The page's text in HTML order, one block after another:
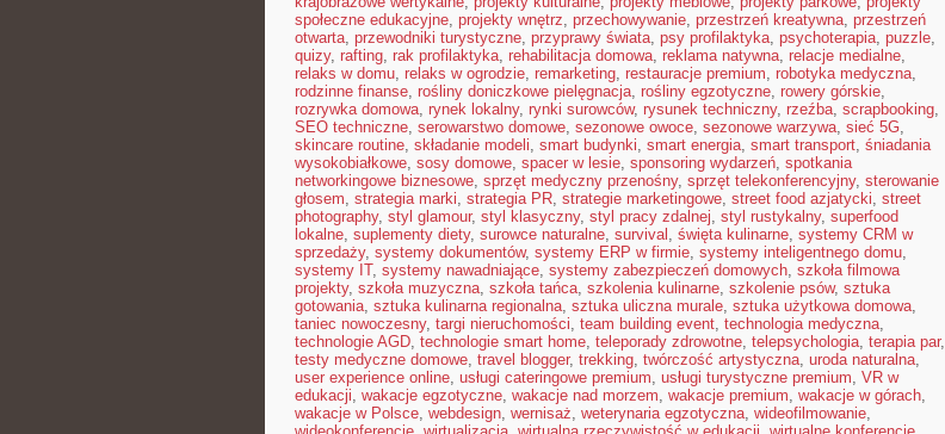
społeczne edukacyjne, projekty wnętrz, przechowywanie, przestrzeń kreatywna, przestrzeń
otwarta, przewodniki turystyczne, przyprawy świata, psy profilaktyka, psychoterapia, puzzle,
quizy, rafting, rak profilaktyka, rehabilitacja domowa, reklama natywna, relacje medialne,
relaks w domu, relaks w ogrodzie, remarketing, restauracje premium, robotyka medyczna,
rodzinne finanse, rośliny doniczkowe pielęgnacja, rośliny egzotyczne, rowery górskie,
rozrywka domowa, rynek lokalny, rynki surowców, rysunek techniczny, rzeźba, scrapbooking,
SEO techniczne, serowarstwo domowe, sezonowe owoce, sezonowe warzywa, sieć 5G,
skincare routine, składanie modeli, smart budynki, smart energia, smart transport, śniadania
wysokobiałkowe, sosy domowe, spacer w lesie, sponsoring wydarzeń, spotkania
networkingowe biznesowe, sprzęt medyczny przenośny, sprzęt telekonferencyjny, sterowanie
głosem, strategia marki, strategia PR, strategie marketingowe, street food azjatycki, street
photography, styl glamour, styl klasyczny, styl pracy zdalnej, styl rustykalny, superfood
lokalne, suplementy diety, surowce naturalne, survival , święta kulinarne, systemy CRM w
sprzedaży, systemy dokumentów, systemy ERP w firmie, systemy inteligentnego domu,
systemy IT, systemy nawadniające, systemy zabezpieczeń domowych, szkoła filmowa
projekty, szkoła muzyczna, szkoła tańca, szkolenia kulinarne, szkolenie psów, sztuka
gotowania, sztuka kulinarna regionalna, sztuka uliczna murale, sztuka użytkowa domowa,
taniec nowoczesny, targi nieruchomości, team building event, technologia medyczna,
technologie AGD, technologie smart home, teleporady zdrowotne, telepsychologia, terapia par,
testy medyczne domowe, travel blogger, trekking, twórczość artystyczna, uroda naturalna,
user experience online, usługi cateringowe premium, usługi turystyczne premium, VR w
edukacji, wakacje egzotyczne, wakacje nad morzem, wakacje premium, wakacje w górach,
wakacje w Polsce, webdesign, wernisaż, weterynaria egzotyczna, wideofilmowanie,